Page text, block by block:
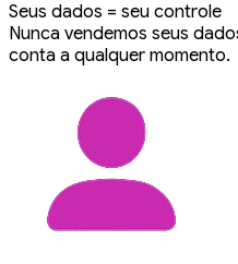
Seus dados = seu controle
Nunca vendemos seus
conta a qualquer momento.